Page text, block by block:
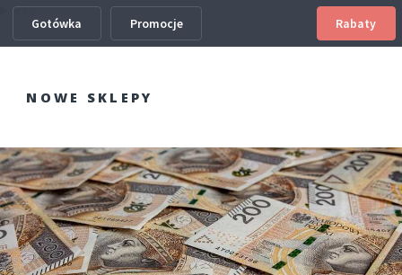
Gotówka Promocje Rabaty
Info